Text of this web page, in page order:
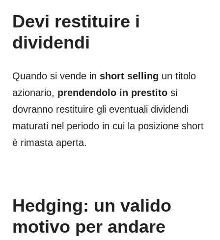
Devi restituire i
dividendi
Quando si vende in short selling un titolo
azionario, prendendolo in prestito si
dovranno restituire gli eventuali dividendi
maturati nel periodo in cui la posizione short
è rimasta aperta.
Hedging: un valido
motivo per andare